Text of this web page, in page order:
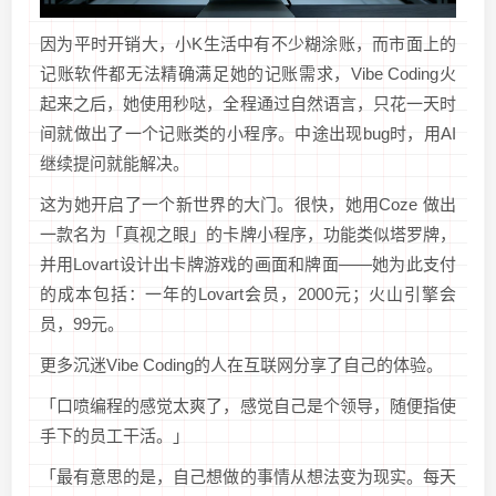
因为平时开销大，小K生活中有不少糊涂账，而市面上的
记账软件都无法精确满足她的记账需求，Vibe Coding火
起来之后，她使用秒哒，全程通过自然语言，只花一天时
间就做出了一个记账类的小程序。中途出现bug时，用AI
继续提问就能解决。
这为她开启了一个新世界的大门。很快，她用Coze 做出
一款名为「真视之眼」的卡牌小程序，功能类似塔罗牌，
并用Lovart设计出卡牌游戏的画面和牌面——她为此支付
的成本包括：一年的Lovart会员，2000元；火山引擎会
员，99元。
更多沉迷Vibe Coding的人在互联网分享了自己的体验。
「口喷编程的感觉太爽了，感觉自己是个领导，随便指使
手下的员工干活。」
「最有意思的是，自己想做的事情从想法变为现实。每天